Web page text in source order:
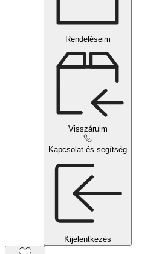
Rendeléseim
Visszáruim
Kapcsolat és segítség
Kijelentkezés